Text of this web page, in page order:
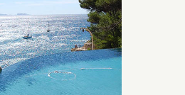
naturelles Jacques Brens sont
parfaitement à leur
à un jeu de volume et de
conçu par notre bureau d’étude
spécialisé.